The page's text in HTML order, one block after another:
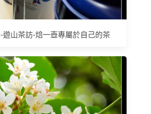
遊山茶訪-焙一壺專屬於自己的茶